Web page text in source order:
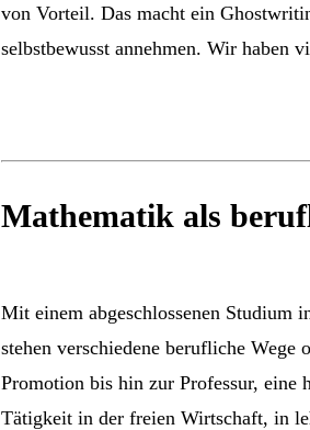
von Vorteil. Das macht ein
selbstbewusst annehmen. Wir haben
Mathematik als
Mit einem abgeschlossenen Studium
stehen verschiedene berufliche
Promotion bis hin zur Professur, eine
Tätigkeit in der freien Wirtschaft, in